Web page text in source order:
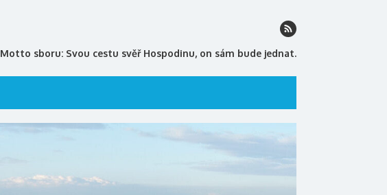
Motto sboru: Svou cestu svěř Hospodinu, on sám bude jednat.